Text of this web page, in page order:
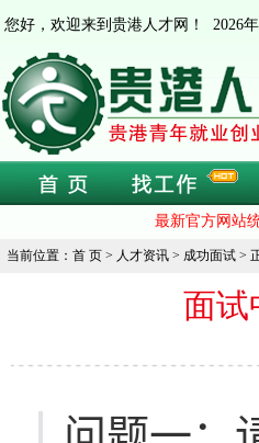
您好，欢迎来到贵港人才网！ 2026
最新官方网站
当前位置：首 页 > 人才资讯 > 成功面试 >
面试